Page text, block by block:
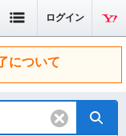
ログイン
について